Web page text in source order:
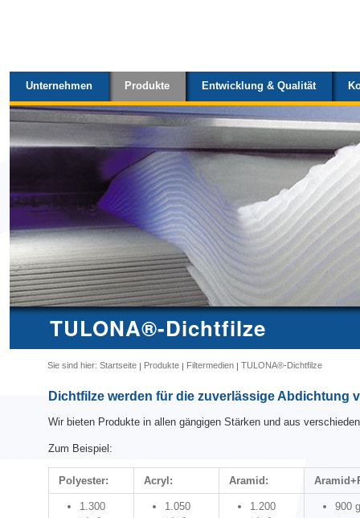
Inhalt
|
Direkt
zur
Navigation
Unternehmen Produkte Entwicklung & Qualität
TULONA®-Dichtfilze
Sie sind hier: Startseite Produkte Filtermedien TULONA®-Dichtfilze
Dichtfilze werden für die zuverlässige Abdichtung
Wir bieten Produkte in allen gängigen Stärken und aus
Zum Beispiel:
Polyester: Acryl: Aramid:
1.300
1.050
1.200
900